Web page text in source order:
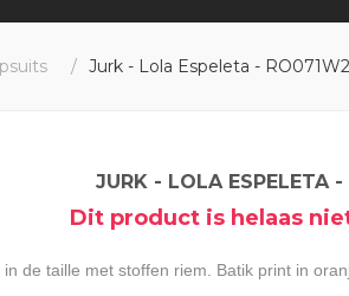
/ Jurk - Lola Espeleta -
JURK - LOLA ESPELETA
Dit product is helaas
de taille met stoffen riem. Batik print in